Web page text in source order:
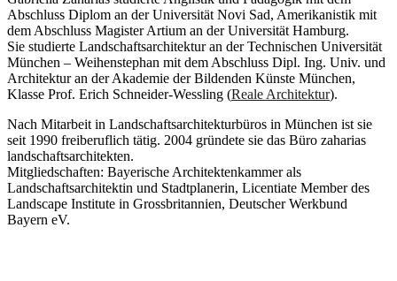
Abschluss Diplom an der Universität Novi Sad, Amerikanistik mit
dem Abschluss Magister Artium an der Universität Hamburg.
Sie studierte Landschaftsarchitektur an der Technischen Universität
München – Weihenstephan mit dem Abschluss Dipl. Ing. Univ. und
Architektur an der Akademie der Bildenden Künste München,
Klasse Prof. Erich Schneider-Wessling (Reale Architektur).
Nach Mitarbeit in Landschaftsarchitekturbüros in München ist sie
seit 1990 freiberuflich tätig. 2004 gründete sie das Büro zaharias
landschaftsarchitekten.
Mitgliedschaften: Bayerische Architektenkammer als
Landschaftsarchitektin und Stadtplanerin, Licentiate Member des
Landscape Institute in Grossbritannien, Deutscher Werkbund
Bayern eV.